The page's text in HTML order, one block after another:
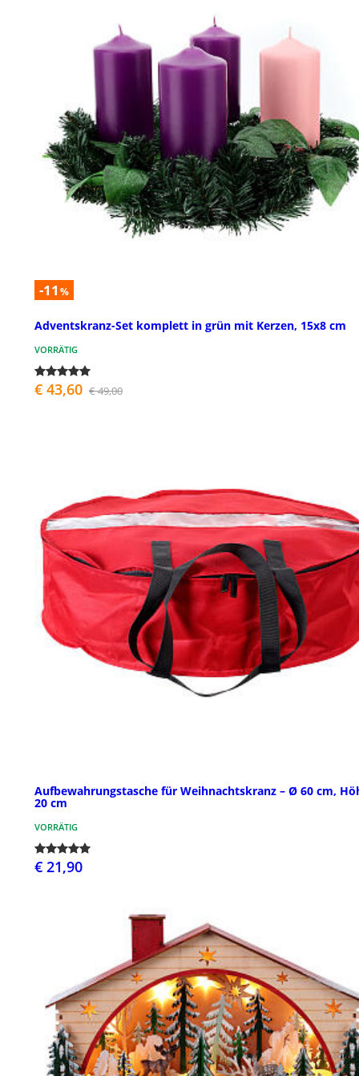
-11 %
Adventskranz-Set komplett in grün mit Kerzen, 15x8 cm
VORRÄTIG
€ 43,60 € 49,00
Aufbewahrungstasche für Weihnachtskranz – Ø 60 cm,
20 cm
VORRÄTIG
€ 21,90